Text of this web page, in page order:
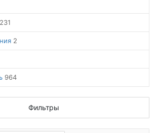
231
2
964
Фильтры